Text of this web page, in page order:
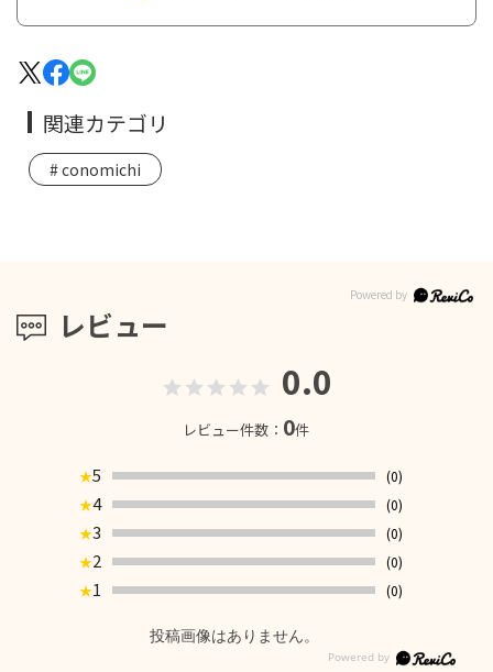
レビュー
0.0
レビュー件数： 0件
★5
(0)
★4
(0)
★3
(0)
★2
(0)
★1 (0)
投稿画像はありません。
関連カテゴリ
conomichi